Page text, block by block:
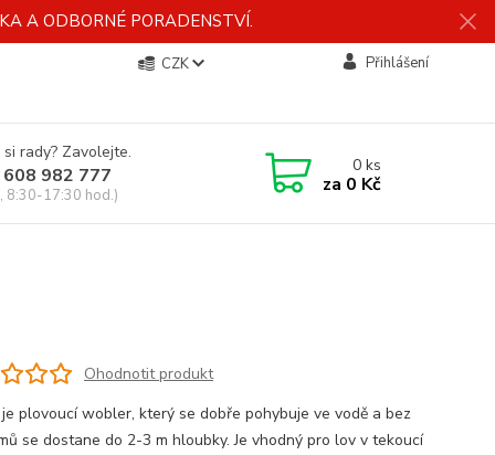
A ODBORNÉ PORADENSTVÍ.
CZK Přihlášení
rady? Zavolejte.
982 777
8:30-17:30 hod.)
0ks
za 0 Kč
Ohodnotit produkt
plovoucí wobler, který se dobře pohybuje ve vodě a bez
se dostane do 2-3 m hloubky. Je vhodný pro lov v tekoucí